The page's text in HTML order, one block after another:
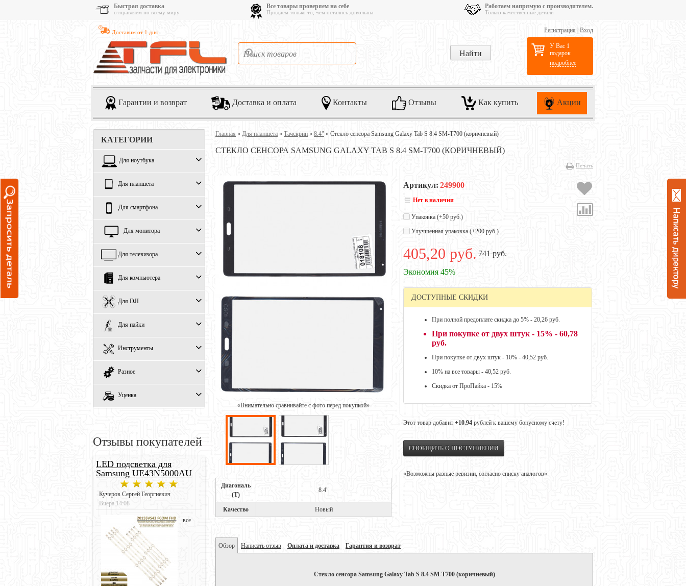
Быстрая доставка
отправляем по всему миру
Все товары проверяем на себе
Продаём только то, чем остались довольны
Работаем напрямую с производителем.
Только качественные детали
Доставим от 1 дня Регистрация Вход
У Вас 1
подарок
подробнее
Гарантии и возврат Доставка и оплата Контакты Отзывы Как купить Акции
КАТЕГОРИИ
Для ноутбука
Для планшета
Для смартфона
Для монитора
Для телевизора
Для компьютера
Для DJI
Для пайки
Инструменты
Разное
Уценка
Отзывы покупателей
LED подсветка для
Samsung UE43N5000AU
Кучеров Сергей Георгиевич
Вчера 14:08
все
Главная » Для планшета » Тачскрин » 8.4" » Стекло сенсора Samsung Galaxy Tab S 8.4 SM-T700 (коричневый)
СТЕКЛО СЕНСОРА SAMSUNG GALAXY TAB S 8.4 SM-T700 (КОРИЧНЕВЫЙ)
Печать
«Внимательно сравнивайте с фото перед покупкой»
Диагональ
(Т)
8.4"
Качество Новый
Артикул: 249900
Нет в наличии
Упаковка (+50 руб.)
Улучшенная упаковка (+200 руб.)
405,20 руб. 741 руб.
Экономия 45%
ДОСТУПНЫЕ СКИДКИ
При полной предоплате скидка до 5% - 20,26 руб.
При покупке от двух штук - 15% - 60,78
руб.
При покупке от двух штук - 10% - 40,52 руб.
10% на все товары - 40,52 руб.
Скидка от ПроПайка - 15%
Этот товар добавит +10.94 рублей к вашему бонусному счету!
СООБЩИТЬ О ПОСТУПЛЕНИИ
«Возможны разные ревизии, согласно списку аналогов»
Обзор Написать отзыв Оплата и доставка Гарантия и возврат
Стекло сенсора Samsung Galaxy Tab S 8.4 SM-T700 (коричневый)